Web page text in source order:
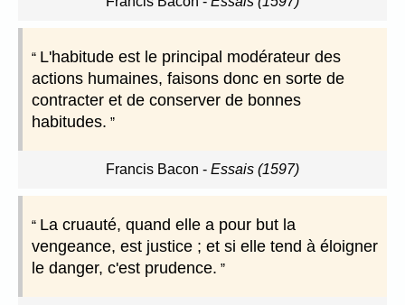
L'habitude est le principal modérateur des
actions humaines, faisons donc en sorte de
contracter et de conserver de bonnes
habitudes.
Francis Bacon - Essais (1597)
La cruauté, quand elle a pour but la
vengeance, est justice ; et si elle tend à éloigner
le danger, c'est prudence.